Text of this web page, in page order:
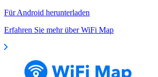
Für Android herunterladen
Erfahren Sie mehr über WiFi Map